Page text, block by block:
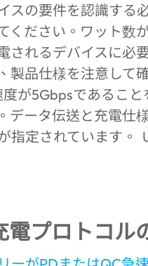
スの要件を認識する
ください。ワット数
されるデバイスに必
製品仕様を注意して
が5Gbpsであるこ
データ伝送と充電仕
指定されています
電プロトコル